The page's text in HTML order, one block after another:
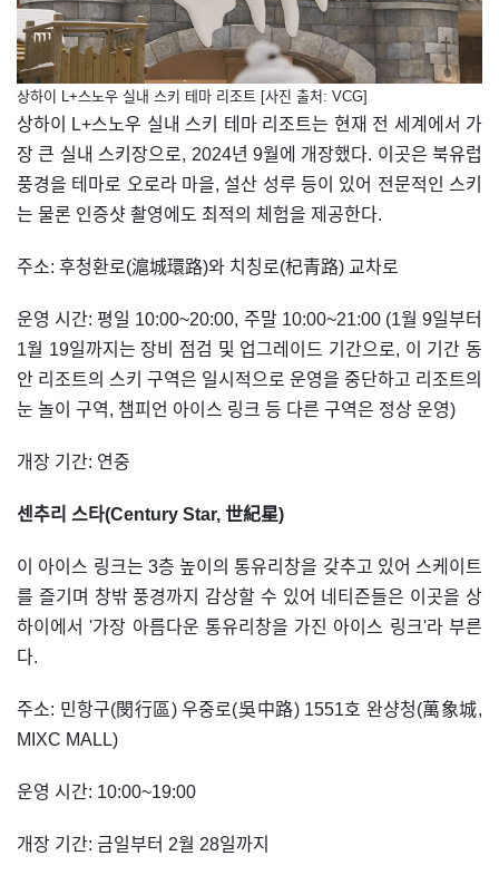
상하이 L+스노우 실내 스키 테마 리조트 [사진 출처: VCG]
상하이 L+스노우 실내 스키 테마 리조트는 현재 전 세계에서 가
장 큰 실내 스키장으로, 2024년 9월에 개장했다. 이곳은 북유럽
풍경을 테마로 오로라 마을, 설산 성루 등이 있어 전문적인 스키
는 물론 인증샷 촬영에도 최적의 체험을 제공한다.
주소: 후청환로(滬城環路)와 치칭로(杞青路) 교차로
운영 시간: 평일 10:00~20:00, 주말 10:00~21:00 (1월 9일부터
1월 19일까지는 장비 점검 및 업그레이드 기간으로, 이 기간 동
안 리조트의 스키 구역은 일시적으로 운영을 중단하고 리조트의
눈 놀이 구역, 챔피언 아이스 링크 등 다른 구역은 정상 운영)
개장 기간: 연중
센추리 스타(Century Star, 世紀星)
이 아이스 링크는 3층 높이의 통유리창을 갖추고 있어 스케이트
를 즐기며 창밖 풍경까지 감상할 수 있어 네티즌들은 이곳을 상
하이에서 '가장 아름다운 통유리창을 가진 아이스 링크'라 부른
다.
주소: 민항구(閔行區) 우중로(吳中路) 1551호 완샹청(萬象城,
MIXC MALL)
운영 시간: 10:00~19:00
개장 기간: 금일부터 2월 28일까지